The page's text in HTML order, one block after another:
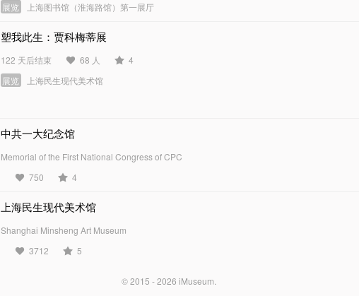
展览
上海图书馆（淮海路馆）第一展厅
塑我此生：贾科梅蒂展
122 天后结束 68 人
4
展览
上海民生现代美术馆
中共一大纪念馆
Memorial of the First National Congress of CPC
750
4
上海民生现代美术馆
Shanghai Minsheng Art Museum
3712
5
© 2015 - 2026 iMuseum